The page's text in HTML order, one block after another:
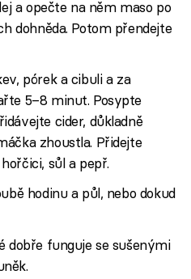
a opečte na něm maso po
dohněda. Potom přendejte
pórek a cibuli a za
5–8 minut. Posypte
cider, důkladně
zhoustla. Přidejte
sůl a pepř.
hodinu a půl, nebo dokud
dobře funguje se sušenými